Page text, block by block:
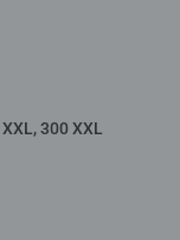
300 XXL